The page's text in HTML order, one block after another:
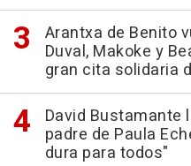
Arantxa de Benito
Duval, Makoke y
gran cita solidaria
David Bustamante
padre de Paula
dura para todos"